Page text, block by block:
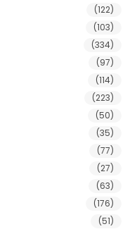
(122)
(103)
(334)
(97)
(114)
(223)
(50)
(35)
(77)
(27)
(63)
(176)
(51)